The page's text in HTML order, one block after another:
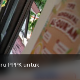
PPPK untuk